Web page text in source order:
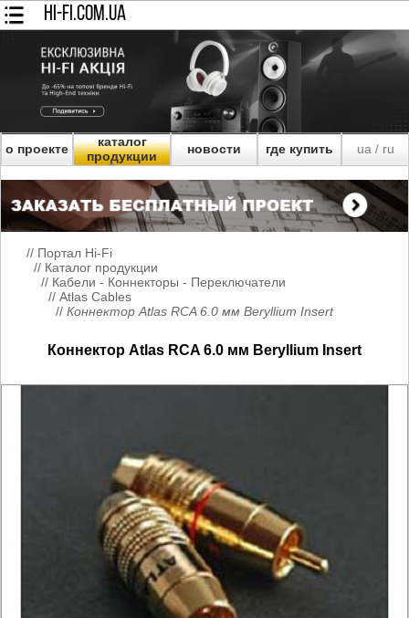
HI-FI.COM.UA
о проекте
каталог
продукции
новости где купить ua/ ru
// Портал Hi-Fi
// Каталог продукции
// Кабели - Коннекторы - Переключатели
// Atlas Cables
// Коннектор Atlas RCA 6.0 мм Beryllium Insert
Коннектор Atlas RCA 6.0 мм Beryllium Insert